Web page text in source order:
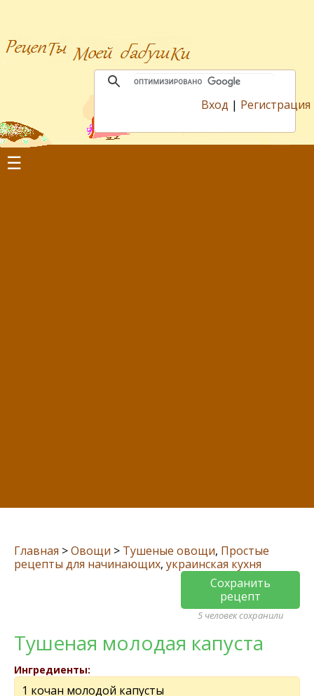
Вход | Регистрация
☰
Главная >Овощи > Тушеные овощи, Простые
рецепты для начинающих, украинская кухня
Сохранить
рецепт
5 человек сохранили
Тушеная молодая капуста
Ингредиенты:
1 кочан молодой капусты